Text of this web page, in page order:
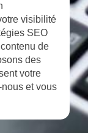
visibilité
SEO
de
des
votre
et vous